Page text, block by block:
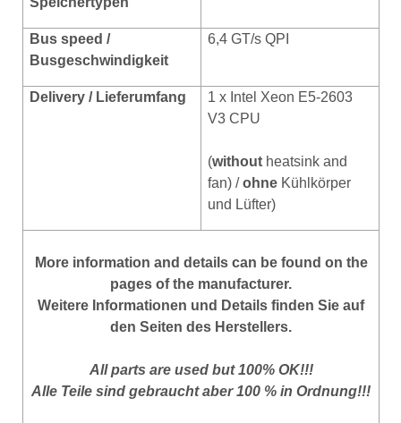
Bus speed /
Busgeschwindigkeit
6,4 GT/s QPI
Delivery / Lieferumfang
1 x Intel Xeon E5-2603
V3 CPU
(without heatsink and
fan) /ohne Kühlkörper
und Lüfter)
More information and details can be found on the
pages of the manufacturer.
Weitere Informationen und Details finden Sie auf
den Seiten des Herstellers.
All parts are used but 100% OK!!!
Alle Teile sind gebraucht aber 100 % in Ordnung!!!